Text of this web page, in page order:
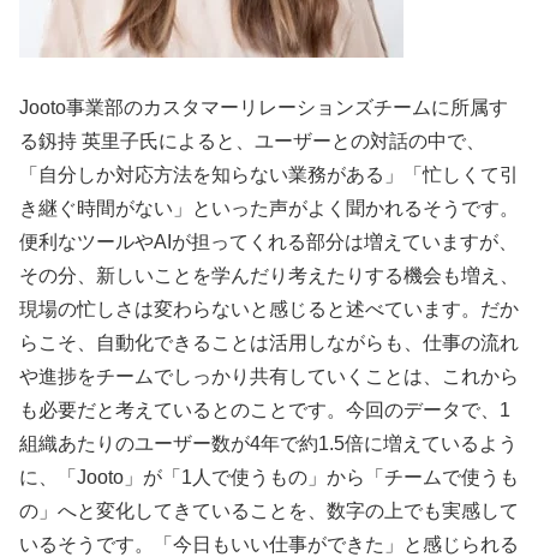
Jooto事業部のカスタマーリレーションズチームに所属す
る釼持 英里子氏によると、ユーザーとの対話の中で、
「自分しか対応方法を知らない業務がある」「忙しくて引
き継ぐ時間がない」といった声がよく聞かれるそうです。
便利なツールやAIが担ってくれる部分は増えていますが、
その分、新しいことを学んだり考えたりする機会も増え、
現場の忙しさは変わらないと感じると述べています。だか
らこそ、自動化できることは活用しながらも、仕事の流れ
や進捗をチームでしっかり共有していくことは、これから
も必要だと考えているとのことです。今回のデータで、1
組織あたりのユーザー数が4年で約1.5倍に増えているよう
に、「Jooto」が「1人で使うもの」から「チームで使うも
の」へと変化してきていることを、数字の上でも実感して
いるそうです。「今日もいい仕事ができた」と感じられる